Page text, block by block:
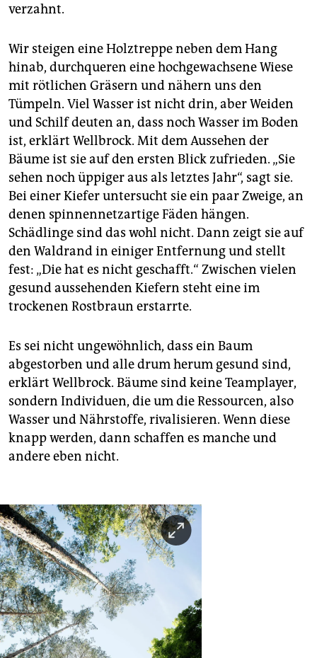
verzahnt.
Wir steigen eine Holztreppe neben dem Hang
hinab, durchqueren eine hochgewachsene Wiese
mit rötlichen Gräsern und nähern uns den
Tümpeln. Viel Wasser ist nicht drin, aber Weiden
und Schilf deuten an, dass noch Wasser im Boden
ist, erklärt Wellbrock. Mit dem Aussehen der
Bäume ist sie auf den ersten Blick zufrieden. „Sie
sehen noch üppiger aus als letztes Jahr“, sagt sie.
Bei einer Kiefer untersucht sie ein paar Zweige, an
denen spinnennetzartige Fäden hängen.
Schädlinge sind das wohl nicht. Dann zeigt sie auf
den Waldrand in einiger Entfernung und stellt
fest: „Die hat es nicht geschafft.“ Zwischen vielen
gesund aussehenden Kiefern steht eine im
trockenen Rostbraun erstarrte.
Es sei nicht ungewöhnlich, dass ein Baum
abgestorben und alle drum herum gesund sind,
erklärt Wellbrock. Bäume sind keine Teamplayer,
sondern Individuen, die um die Ressourcen, also
Wasser und Nährstoffe, rivalisieren. Wenn diese
knapp werden, dann schaffen es manche und
andere eben nicht.